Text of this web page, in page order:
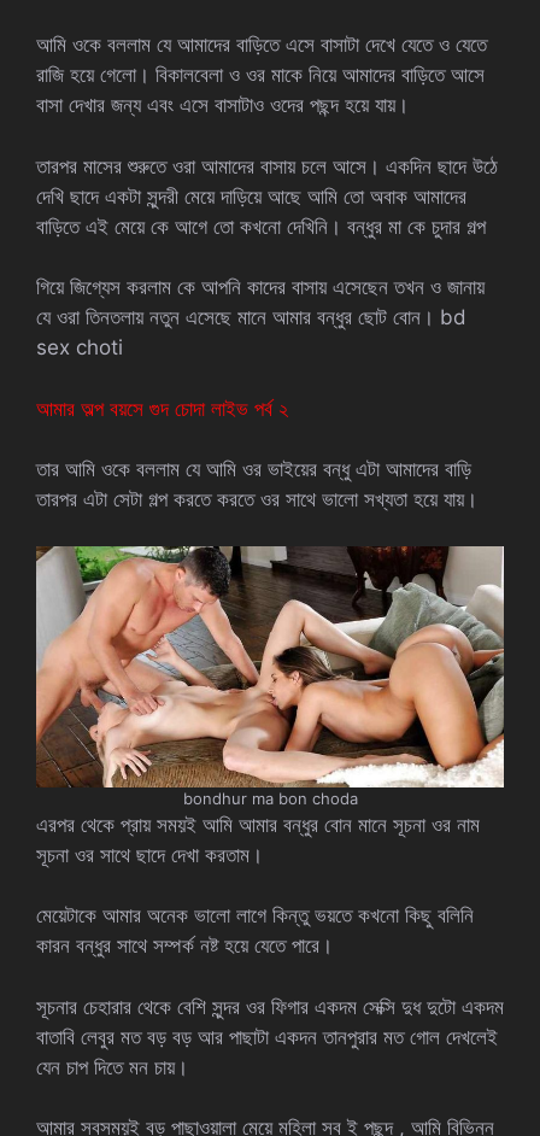
আমি ওকে বললাম যে আমাদের বাড়িতে এসে বাসাটা দেখে যেতে ও যেতে
রাজি হয়ে গেলো। বিকালবেলা ও ওর মাকে নিয়ে আমাদের বাড়িতে আসে
বাসা দেখার জন্য এবং এসে বাসাটাও ওদের পছন্দ হয়ে যায়।
তারপর মাসের শুরুতে ওরা আমাদের বাসায় চলে আসে। একদিন ছাদে উঠে
দেখি ছাদে একটা সুন্দরী মেয়ে দাড়িয়ে আছে আমি তো অবাক আমাদের
বাড়িতে এই মেয়ে কে আগে তো কখনো দেখিনি। বন্ধুর মা কে চুদার গল্প
গিয়ে জিগ্যেস করলাম কে আপনি কাদের বাসায় এসেছেন তখন ও জানায়
যে ওরা তিনতলায় নতুন এসেছে মানে আমার বন্ধুর ছোট বোন। bd
sex choti
আমার অল্প বয়সে গুদ চোদা লাইভ পর্ব ২
তার আমি ওকে বললাম যে আমি ওর ভাইয়ের বন্ধু এটা আমাদের বাড়ি
তারপর এটা সেটা গল্প করতে করতে ওর সাথে ভালো সখ্যতা হয়ে যায়।
bondhur ma bon choda
এরপর থেকে প্রায় সময়ই আমি আমার বন্ধুর বোন মানে সূচনা ওর নাম
সূচনা ওর সাথে ছাদে দেখা করতাম।
মেয়েটাকে আমার অনেক ভালো লাগে কিন্তু ভয়তে কখনো কিছু বলিনি
কারন বন্ধুর সাথে সম্পর্ক নষ্ট হয়ে যেতে পারে।
সূচনার চেহারার থেকে বেশি সুন্দর ওর ফিগার একদম সেক্সি দুধ দুটো একদম
বাতাবি লেবুর মত বড় বড় আর পাছাটা একদন তানপুরার মত গোল দেখলেই
যেন চাপ দিতে মন চায়।
আমার সবসময়ই বড় পাছাওয়ালা মেয়ে মহিলা সব ই পছন্দ , আমি বিভিন্ন